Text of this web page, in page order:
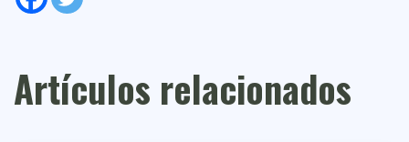
Artículos relacionados